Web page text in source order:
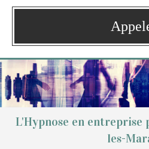
L'Hypnose en entreprise
les-